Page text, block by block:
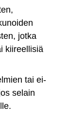
jotka
kiireellisiä
tai ei-
selain